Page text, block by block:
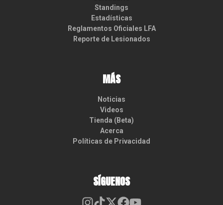
Standings
Estadísticas
Reglamentos Oficiales LFA
Reporte de Lesionados
MÁS
Noticias
Videos
Tienda (Beta)
Acerca
Políticas de Privacidad
SÍGUENOS